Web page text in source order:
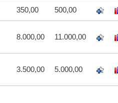
350,00 500,00
8.000,00 11.000,00
3.500,00 5.000,00